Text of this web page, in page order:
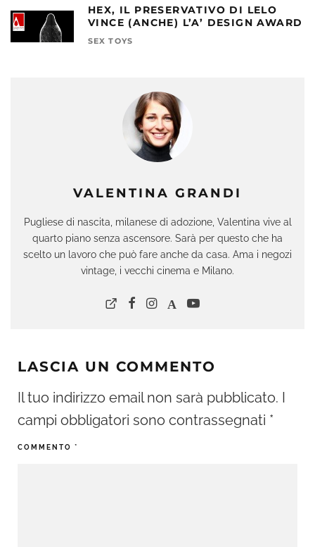
VALENTINA GRANDI
Pugliese di nascita, milanese di adozione, Valentina vive al
quarto piano senza ascensore. Sarà per questo che ha
scelto un lavoro che può fare anche da casa. Ama i negozi
vintage, i vecchi cinema e Milano.
HEX, IL PRESERVATIVO DI LELO
VINCE (ANCHE) L’A’ DESIGN AWARD
SEX TOYS
LASCIA UN COMMENTO
Il tuo indirizzo email non sarà pubblicato. I
campi obbligatori sono contrassegnati *
COMMENTO *